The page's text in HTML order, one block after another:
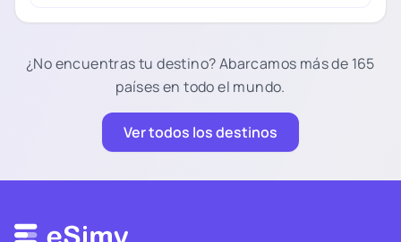
¿No encuentras tu destino? Abarcamos más de 165
países en todo el mundo.
Ver todos los destinos